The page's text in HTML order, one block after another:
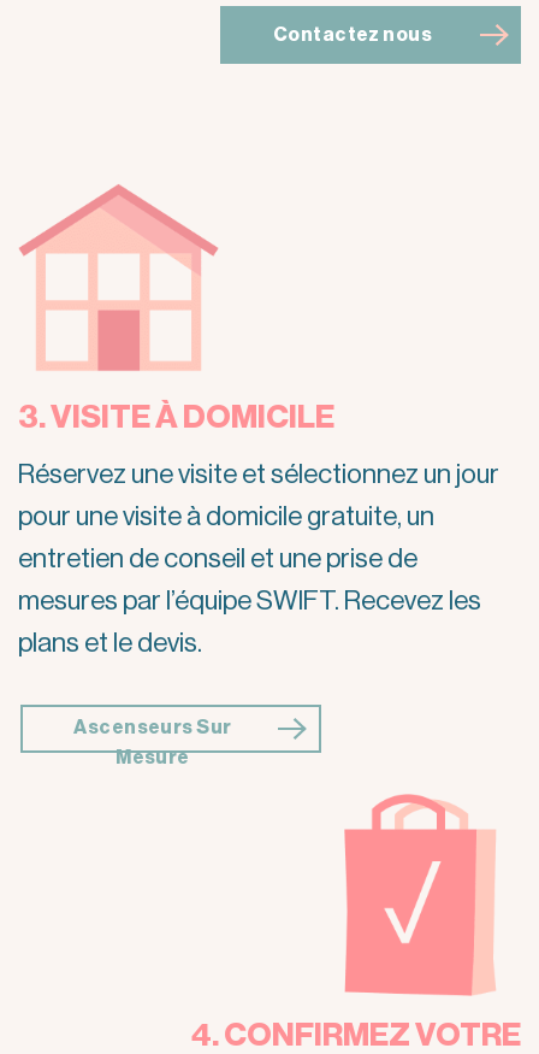
Contactez nous
3. VISITE À DOMICILE
Réservez une visite et sélectionnez un jour
pour une visite à domicile gratuite, un
entretien de conseil et une prise de
mesures par l’équipe SWIFT. Recevez les
plans et le devis.
Ascenseurs Sur
Mesure
4. CONFIRMEZ VOTRE